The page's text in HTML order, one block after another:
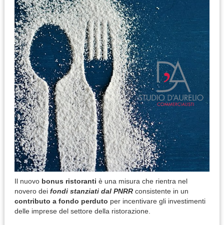
Il nuovo bonus ristoranti è una misura che rientra nel
novero dei fondi stanziati dal PNRRconsistente in un
contributo a fondo perduto per incentivare gli investimenti
delle imprese del settore della ristorazione.